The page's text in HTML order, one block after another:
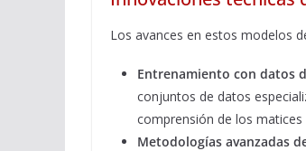
Los avances en estos modelos
Entrenamiento con datos
conjuntos de datos
comprensión de los matices
Metodologías avanzadas